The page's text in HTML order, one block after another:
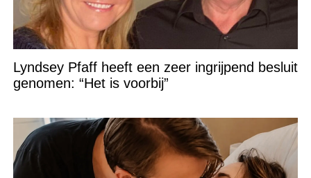
Lyndsey Pfaff heeft een zeer ingrijpend besluit
genomen: “Het is voorbij”